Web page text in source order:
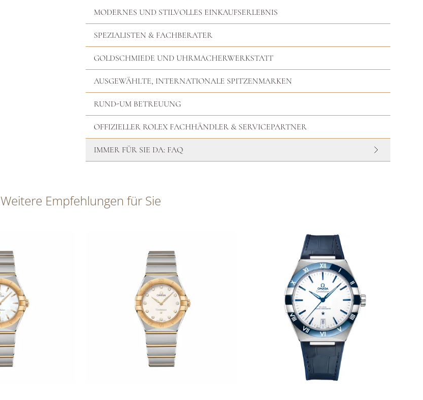
MODERNES UND STILVOLLES EINKAUFSERLEBNIS
SPEZIALISTEN & FACHBERATER
GOLDSCHMIEDE UND UHRMACHERWERKSTATT
AUSGEWÄHLTE, INTERNATIONALE SPITZENMARKEN
RUND-UM BETREUUNG
OFFIZIELLER ROLEX FACHHÄNDLER & SERVICEPARTNER
IMMER FÜR SIE DA: FAQ
Weitere Empfehlungen für Sie